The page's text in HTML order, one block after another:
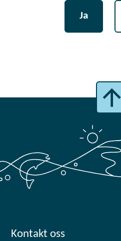
Ja
Kontakt oss